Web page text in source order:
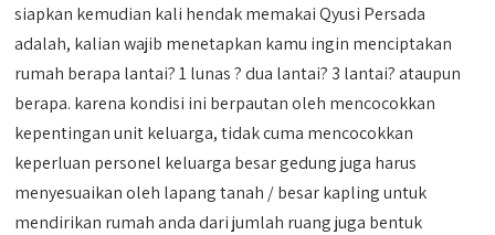
siapkan kemudian kali hendak memakai Qyusi Persada
adalah, kalian wajib menetapkan kamu ingin menciptakan
rumah berapa lantai? 1 lunas ? dua lantai? 3 lantai? ataupun
berapa. karena kondisi ini berpautan oleh mencocokkan
kepentingan unit keluarga, tidak cuma mencocokkan
keperluan personel keluarga besar gedung juga harus
menyesuaikan oleh lapang tanah / besar kapling untuk
mendirikan rumah anda dari jumlah ruang juga bentuk